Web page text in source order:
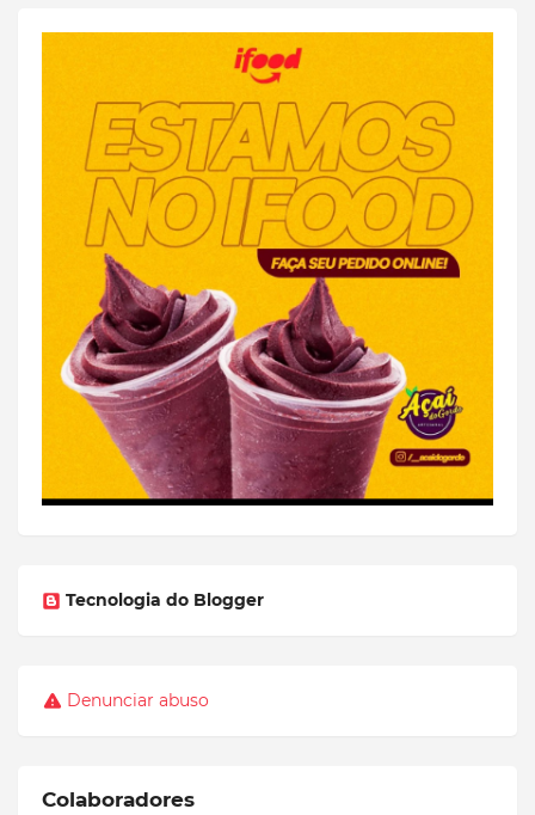
Tecnologia do Blogger
Denunciar abuso
Colaboradores